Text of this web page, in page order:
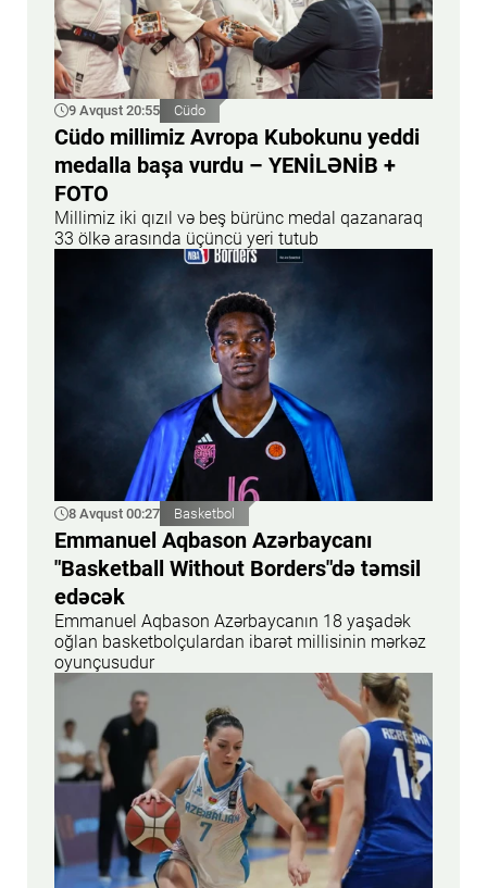
9 Avqust 20:55 Cüdo
Cüdo millimiz Avropa Kubokunu yeddi
medalla başa vurdu – YENİLƏNİB +
FOTO
Millimiz iki qızıl və beş bürünc medal qazanaraq
33 ölkə arasında üçüncü yeri tutub
8 Avqust 00:27 Basketbol
Emmanuel Aqbason Azərbaycanı
"Basketball Without Borders"də təmsil
edəcək
Emmanuel Aqbason Azərbaycanın 18 yaşadək
oğlan basketbolçulardan ibarət millisinin mərkəz
oyunçusudur